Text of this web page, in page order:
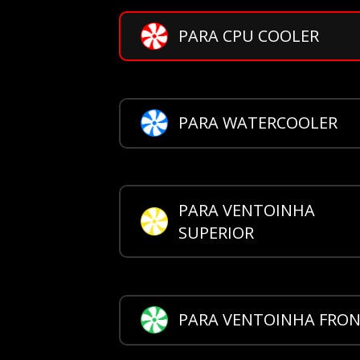
PARA CPU COOLER
PARA WATERCOOLER
PARA VENTOINHA
SUPERIOR
PARA VENTOINHA